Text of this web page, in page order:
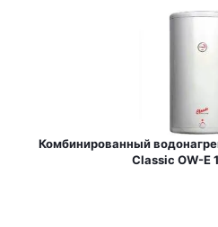
Комбинированный
Classic OW-E